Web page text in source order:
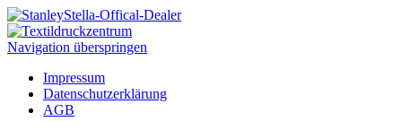
Navigation überspringen
Impressum
Datenschutzerklärung
AGB